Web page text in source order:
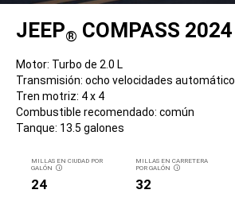
JEEP® COMPASS 2024
Motor: Turbo de 2.0 L
Transmisión: ocho velocidades automático
Tren motriz: 4 x 4
Combustible recomendado: común
Tanque: 13.5 galones
MILLAS EN CIUDAD POR
GALÓN
DISCLOSURE
24
MILLAS EN CARRETERA
POR GALÓN
DISCLOSURE
32